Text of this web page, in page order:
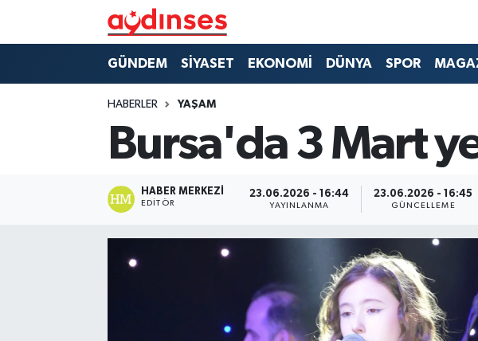
GÜNDEM SİYASET EKONOMİ DÜNYA SPOR
HABERLER YAŞAM
Bursa'da 3 Mart
HABER MERKEZI
EDITÖR
23.06.2026 - 16:44
YAYINLANMA
23.06.2026 - 16:45
GÜNCELLEME
Nöbetçi Eczaneler
Hava Durumu
Aydin Namaz Vakitleri
Tüm Manşetler